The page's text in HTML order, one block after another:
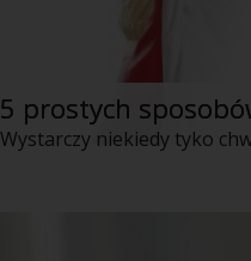
5 prostych